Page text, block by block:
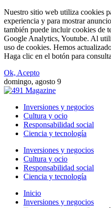
Nuestro sitio web utiliza cookies
experiencia y para mostrar
también puede incluir cookies de
Google Analytics, Youtube. Al
uso de cookies. Hemos
Haga clic en el botón para
Ok, Acepto
domingo, agosto 9
Inversiones y negocios
Cultura y ocio
Responsabilidad social
Ciencia y tecnología
Inversiones y negocios
Cultura y ocio
Responsabilidad social
Ciencia y tecnología
Inicio
Inversiones y negocios